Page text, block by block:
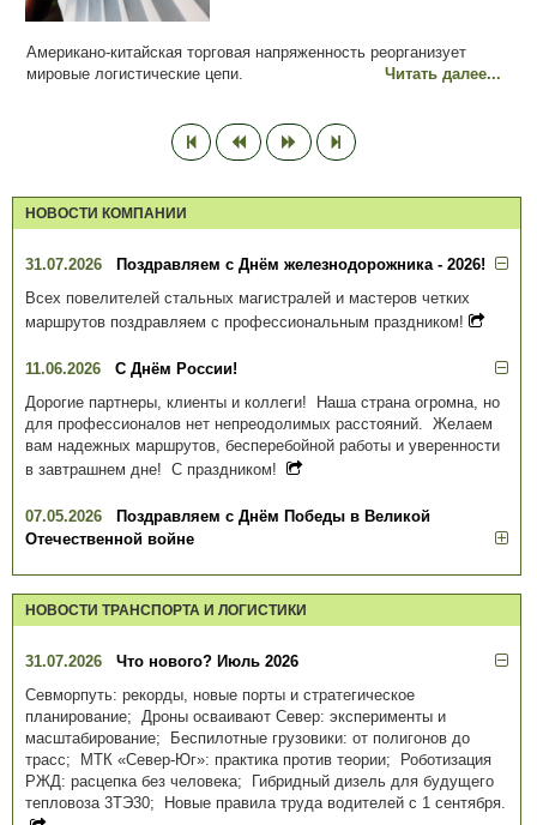
Американо-китайская торговая напряженность реорганизует
мировые логистические цепи.
Читать далее...
НОВОСТИ КОМПАНИИ
31.07.2026
Поздравляем с Днём железнодорожника - 2026!
Всех повелителей стальных магистралей и мастеров четких
маршрутов поздравляем с профессиональным праздником!
11.06.2026
С Днём России!
Дорогие партнеры, клиенты и коллеги! Наша страна огромна, но
для профессионалов нет непреодолимых расстояний. Желаем
вам надежных маршрутов, бесперебойной работы и уверенности
в завтрашнем дне! С праздником!
07.05.2026
Поздравляем с Днём Победы в Великой
Отечественной войне
НОВОСТИ ТРАНСПОРТА И ЛОГИСТИКИ
31.07.2026
Что нового? Июль 2026
Севморпуть: рекорды, новые порты и стратегическое
планирование; Дроны осваивают Север: эксперименты и
масштабирование; Беспилотные грузовики: от полигонов до
трасс; МТК «Север-Юг»: практика против теории; Роботизация
РЖД: расцепка без человека; Гибридный дизель для будущего
тепловоза 3ТЭ30; Новые правила труда водителей с 1 сентября.